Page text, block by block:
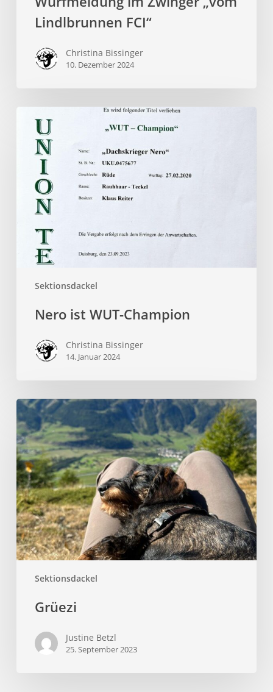
Lindlbrunnen FCI“
Christina Bissinger
10. Dezember 2024
Sektionsdackel
Nero ist WUT-Champion
Christina Bissinger
14. Januar 2024
Sektionsdackel
Grüezi
Justine Betzl
25. September 2023